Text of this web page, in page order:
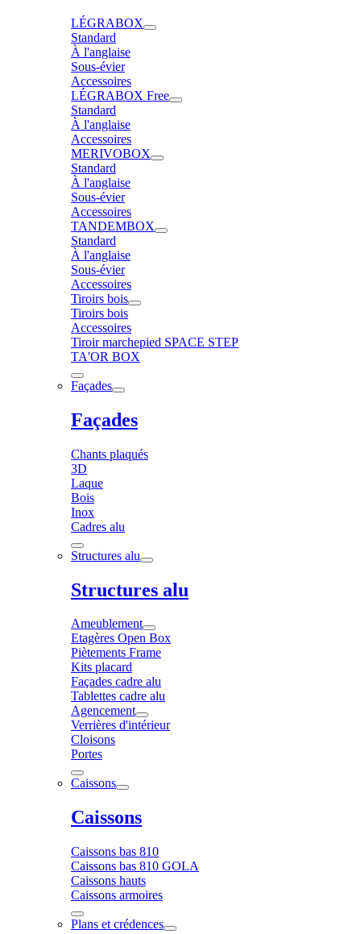
LÉGRABOX
Standard
À l'anglaise
Sous-évier
Accessoires
LÉGRABOX Free
Standard
À l'anglaise
Accessoires
MERIVOBOX
Standard
À l'anglaise
Sous-évier
Accessoires
TANDEMBOX
Standard
À l'anglaise
Sous-évier
Accessoires
Tiroirs bois
Tiroirs bois
Accessoires
Tiroir marchepied SPACE STEP
TA'OR BOX
Façades
Façades
Chants plaqués
3D
Laque
Bois
Inox
Cadres alu
Structures alu
Structures alu
Ameublement
Etagères Open Box
Piètements Frame
Kits placard
Façades cadre alu
Tablettes cadre alu
Agencement
Verrières d'intérieur
Cloisons
Portes
Caissons
Caissons
Caissons bas 810
Caissons bas 810 GOLA
Caissons hauts
Caissons armoires
Plans et crédences